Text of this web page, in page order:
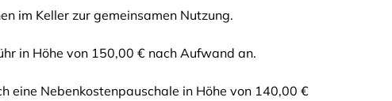
im Keller zur gemeinsamen Nutzung.
in Höhe von 150,00 € nach Aufwand an.
eine Nebenkostenpauschale in Höhe von 140,00 €